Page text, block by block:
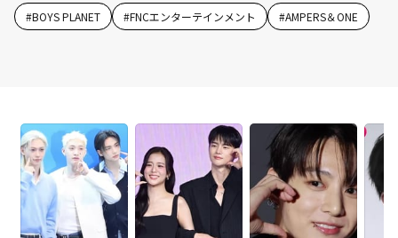
#BOYS PLANET #FNCエンターテインメント #AMPERS＆ONE